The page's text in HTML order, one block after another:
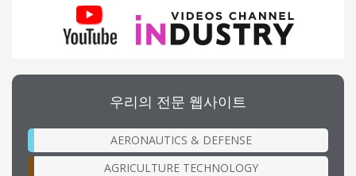
우리의 전문 웹사이트
AERONAUTICS & DEFENSE
AGRICULTURE TECHNOLOGY